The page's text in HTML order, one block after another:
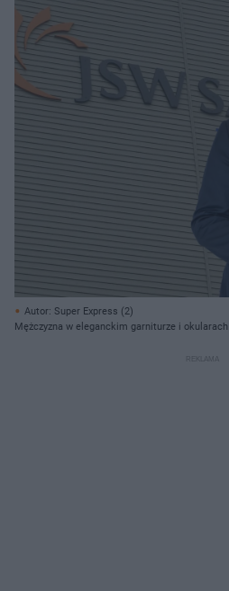
Autor: Super Express (2)
Mężczyzna w eleganckim garniturze i
Jastrzębskiej Spółki Węglowej, która mierzy